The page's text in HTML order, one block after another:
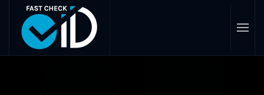
Skip
to
main